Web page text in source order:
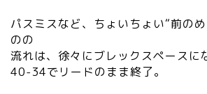
パスミスなど、ちょいちょい“前の
のの
流れは、徐々にブレックスペースに
40-34でリードのまま終了。